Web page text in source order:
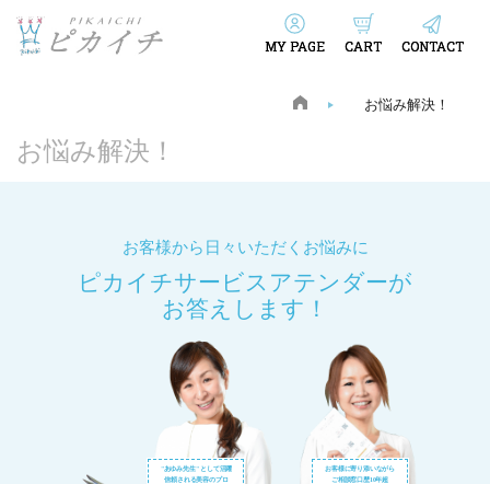
MY PAGE CART CONTACT
お悩み解決！
お悩み解決！
お客様から日々いただくお悩みに
ピカイチサービスアテンダーが
お答えします！
"あゆみ先生" として活躍
信頼される美容のプロ
お客様に寄り添いながら
ご相談窓口歴10年超